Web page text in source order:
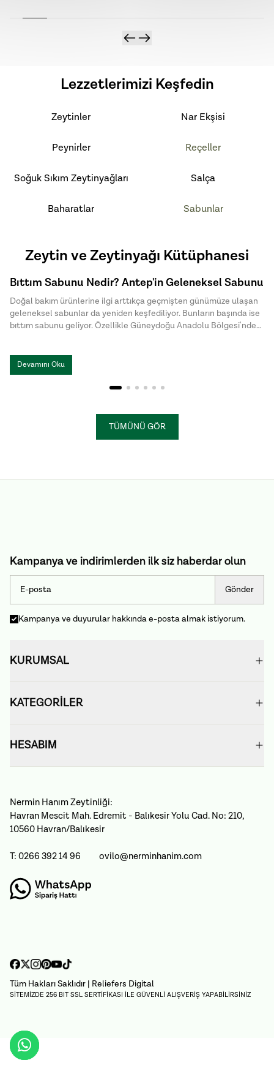
Lezzetlerimizi Keşfedin
Zeytinler Nar Ekşisi
Peynirler Reçeller
Soğuk Sıkım Zeytinyağları Salça
Baharatlar Sabunlar
Zeytin ve Zeytinyağı Kütüphanesi
Bıttım Sabunu Nedir? Antep'in Geleneksel Sabunu
Doğal bakım ürünlerine ilgi arttıkça geçmişten günümüze ulaşan
geleneksel sabunlar da yeniden keşfediliyor. Bunların başında ise
bıttım sabunu geliyor. Özellikle Güneydoğu Anadolu Bölgesi'nde
Antep sabunu olarak da bilinen bıttım sabunu, kimyasal
katkılardan uzak , hem cilt hem de saç bakımında tercih edilen
geleneksel sabunlar arasında yer alıyor.
Devamını Oku
TÜMÜNÜ GÖR
Kampanya ve indirimlerden ilk siz haberdar olun
Gönder
Kampanya ve duyurular hakkında e-posta almak istiyorum.
KURUMSAL
KATEGORİLER
HESABIM
Nermin Hanım Zeytinliği:
Havran Mescit Mah. Edremit - Balıkesir Yolu Cad. No: 210,
10560 Havran/Balıkesir
T: 0266 392 14 96 ovilo@nerminhanim.com
Tüm Hakları Saklıdır | Reliefers Digital
SİTEMİZDE 256 BIT SSL SERTİFİKASI İLE GÜVENLİ ALIŞVERİŞ YAPABİLİRSİNİZ